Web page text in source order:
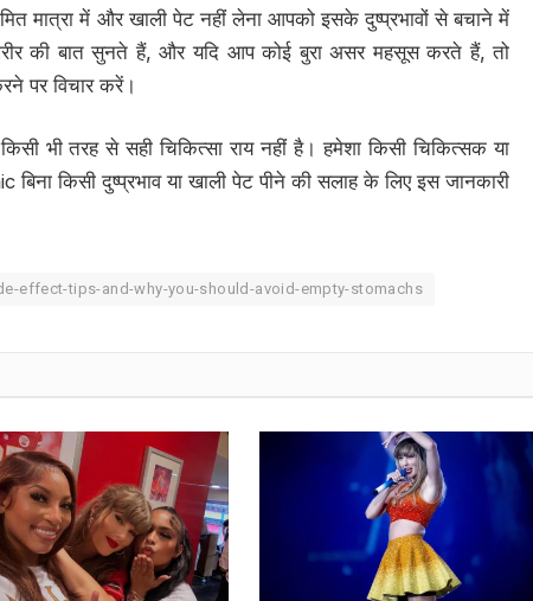
मात्रा में और खाली पेट नहीं लेना आपको इसके दुष्प्रभावों से बचाने में
की बात सुनते हैं, और यदि आप कोई बुरा असर महसूस करते हैं, तो
पर विचार करें।
भी तरह से सही चिकित्सा राय नहीं है। हमेशा किसी चिकित्सक या
किसी दुष्प्रभाव या खाली पेट पीने की सलाह के लिए इस जानकारी
effect-tips-and-why-you-should-avoid-empty-stomachs